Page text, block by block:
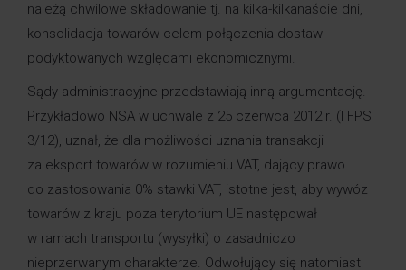
należą chwilowe składowanie tj. na kilka-kilkanaście dni,
konsolidacja towarów celem połączenia dostaw
podyktowanych względami ekonomicznymi.
Sądy administracyjne przedstawiają inną argumentację.
Przykładowo NSA w uchwale z 25 czerwca 2012 r. (I FPS
3/12), uznał, że dla możliwości uznania transakcji
za eksport towarów w rozumieniu VAT, dający prawo
do zastosowania 0% stawki VAT, istotne jest, aby wywóz
towarów z kraju poza terytorium UE następował
w ramach transportu (wysyłki) o zasadniczo
nieprzerwanym charakterze. Odwołujący się natomiast